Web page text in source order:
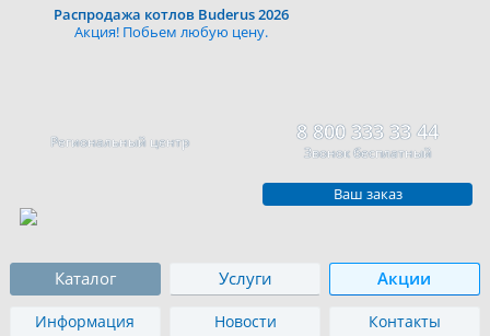
Распродажа котлов Buderus 2026
Акция! Побьем любую цену.
Региональный центр 8 800 333 33 44
Звонок бесплатный
Ваш заказ
Каталог Услуги Акции
Информация Новости Контакты